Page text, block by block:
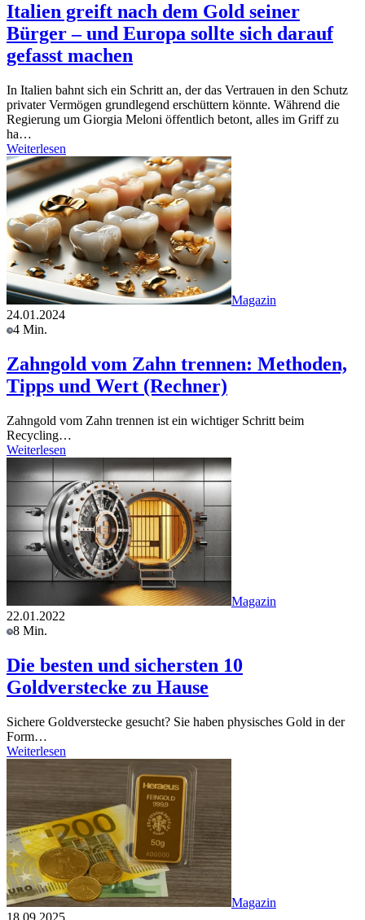
Italien greift nach dem Gold seiner
Bürger – und Europa sollte sich darauf
gefasst machen
In Italien bahnt sich ein Schritt an, der das Vertrauen in den Schutz
privater Vermögen grundlegend erschüttern könnte. Während die
Regierung um Giorgia Meloni öffentlich betont, alles im Griff zu
ha…
Weiterlesen
Magazin
24.01.2024
4 Min.
Zahngold vom Zahn trennen: Methoden,
Tipps und Wert (Rechner)
Zahngold vom Zahn trennen ist ein wichtiger Schritt beim
Recycling…
Weiterlesen
Magazin
22.01.2022
8 Min.
Die besten und sichersten 10
Goldverstecke zu Hause
Sichere Goldverstecke gesucht? Sie haben physisches Gold in der
Form…
Weiterlesen
Magazin
18.09.2025